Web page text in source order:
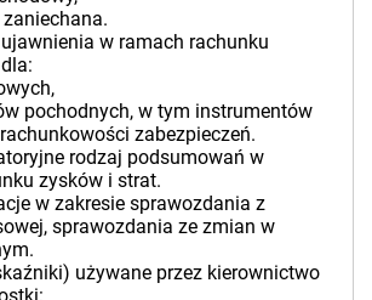
w ramach rachunku
pochodnych, w tym instrumentów
zabezpieczeń.
rodzaj podsumowań w
zysków i strat.
w zakresie sprawozdania z
sprawozdania ze zmian w
używane przez kierownictwo